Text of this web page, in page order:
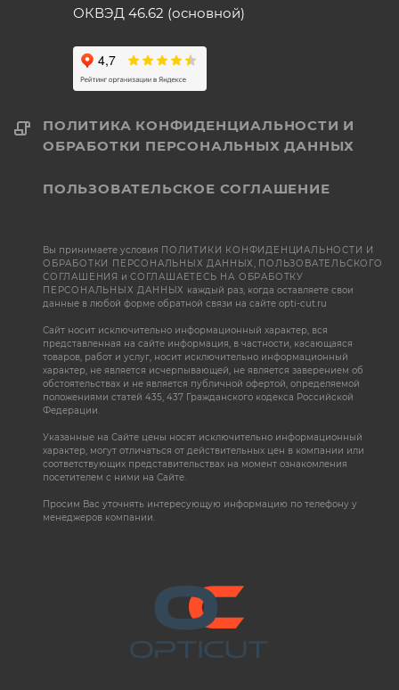
ОКВЭД 46.62 (основной)
ПОЛИТИКА КОНФИДЕНЦИАЛЬНОСТИ И
ОБРАБОТКИ ПЕРСОНАЛЬНЫХ ДАННЫХ
ПОЛЬЗОВАТЕЛЬСКОЕ СОГЛАШЕНИЕ
Вы принимаете условия ПОЛИТИКИ КОНФИДЕНЦИАЛЬНОСТИ И
ОБРАБОТКИ ПЕРСОНАЛЬНЫХ ДАННЫХ, ПОЛЬЗОВАТЕЛЬСКОГО
СОГЛАШЕНИЯ иСОГЛАШАЕТЕСЬ НА ОБРАБОТКУ
ПЕРСОНАЛЬНЫХ ДАННЫХ каждый раз, когда оставляете свои
данные в любой форме обратной связи на сайте opti-cut.ru
Сайт носит исключительно информационный характер, вся
представленная на сайте информация, в частности, касающаяся
товаров, работ и услуг, носит исключительно информационный
характер, не является исчерпывающей, не является заверением об
обстоятельствах и не является публичной офертой, определяемой
положениями статей 435, 437 Гражданского кодекса Российской
Федерации.
Указанные на Сайте цены носят исключительно информационный
характер, могут отличаться от действительных цен в компании или
соответствующих представительствах на момент ознакомления
посетителем с ними на Сайте.
Просим Вас уточнять интересующую информацию по телефону у
менеджеров компании.